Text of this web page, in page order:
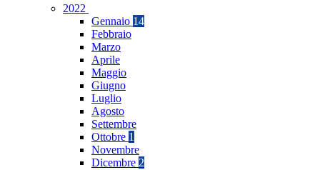
2022
Gennaio 14
Febbraio
Marzo
Aprile
Maggio
Giugno
Luglio
Agosto
Settembre
Ottobre 1
Novembre
Dicembre 2